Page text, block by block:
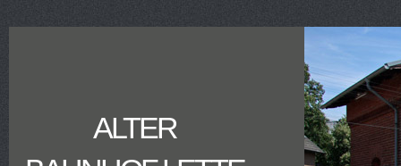
ALTER